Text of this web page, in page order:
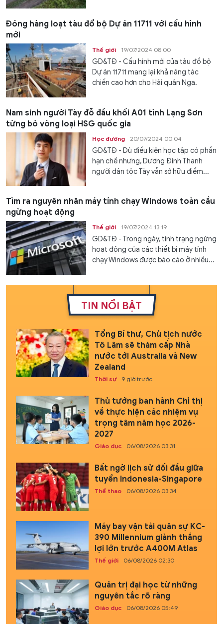
Đóng hàng loạt tàu đổ bộ Dự án 11711 với cấu hình
mới
Thế giới 19/07/2024 08:00
GD&TĐ - Cấu hình mới của tàu đổ bộ
Dự án 11711 mang lại khả năng tác
chiến cao hơn cho Hải quân Nga.
Nam sinh người Tày đỗ đầu khối A01 tỉnh Lạng Sơn
từng bỏ vòng loại HSG quốc gia
Học đường 20/07/2024 00:04
GD&TĐ - Dù điều kiện học tập có phần
hạn chế nhưng, Dương Đình Thanh
người dân tộc Tày vẫn sở hữu điểm...
Tìm ra nguyên nhân máy tính chạy Windows toàn cầu
ngừng hoạt động
Thế giới 19/07/2024 13:19
GD&TĐ - Trong ngày, tình trạng ngừng
hoạt động của các thiết bị máy tính
chạy Windows được báo cáo ở nhiều...
TIN NỔI BẬT
Tổng Bí thư, Chủ tịch nước
Tô Lâm sẽ thăm cấp Nhà
nước tới Australia và New
Zealand
Thời sự 9 giờ trước
Thủ tướng ban hành Chỉ thị
về thực hiện các nhiệm vụ
trọng tâm năm học 2026-
2027
Giáo dục 06/08/2026 03:31
Bất ngờ lịch sử đối đầu giữa
tuyển Indonesia-Singapore
Thể thao 06/08/2026 03:34
Máy bay vận tải quân sự KC-
390 Millennium giành thắng
lợi lớn trước A400M Atlas
Thế giới 06/08/2026 02:30
Quản trị đại học từ những
nguyên tắc rõ ràng
Giáo dục 06/08/2026 05:49